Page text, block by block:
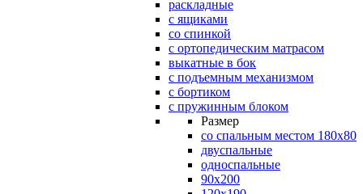
раскладные
с ящиками
со спинкой
с ортопедическим матрасом
выкатные в бок
с подъемным механизмом
с бортиком
с пружинным блоком
Размер
со спальным местом 180х80
двуспальные
односпальные
90х200